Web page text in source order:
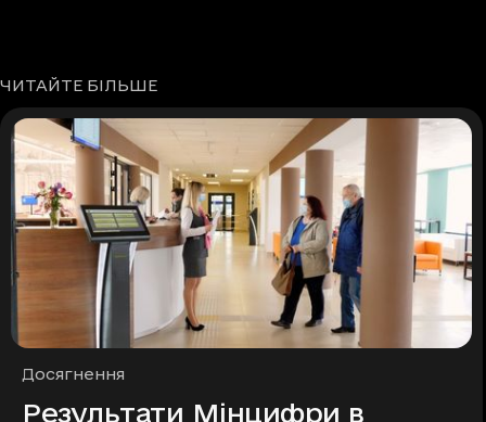
ЧИТАЙТЕ БІЛЬШЕ
Рубрики
Досягнення
Результати Мінцифри в